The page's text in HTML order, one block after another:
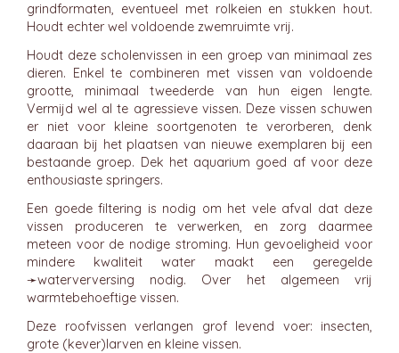
grindformaten, eventueel met rolkeien en stukken hout.
Houdt echter wel voldoende zwemruimte vrij.
Houdt deze scholenvissen in een groep van minimaal zes
dieren. Enkel te combineren met vissen van voldoende
grootte, minimaal tweederde van hun eigen lengte.
Vermijd wel al te agressieve vissen. Deze vissen schuwen
er niet voor kleine soortgenoten te verorberen, denk
daaraan bij het plaatsen van nieuwe exemplaren bij een
bestaande groep. Dek het aquarium goed af voor deze
enthousiaste springers.
Een goede filtering is nodig om het vele afval dat deze
vissen produceren te verwerken, en zorg daarmee
meteen voor de nodige stroming. Hun gevoeligheid voor
mindere kwaliteit water maakt een geregelde
➛waterverversing nodig. Over het algemeen vrij
warmtebehoeftige vissen.
Deze roofvissen verlangen grof levend voer: insecten,
grote (kever)larven en kleine vissen.